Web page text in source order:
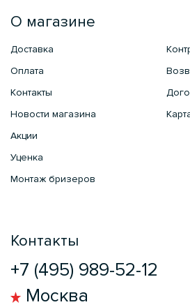
О магазине
Доставка
Оплата
Контакты
Новости магазина
Акции
Уценка
Монтаж бризеров
Контакты
+7 (495) 989-52-12
Москва